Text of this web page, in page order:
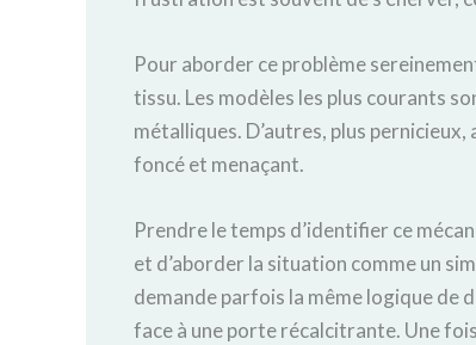
Pour aborder ce problème
tissu. Les modèles les plus courants
métalliques. D’autres, plus
foncé et menaçant.
Prendre le temps d’identifier ce
et d’aborder la situation comme un
demande parfois la même logique de
face à une porte récalcitrante. Une